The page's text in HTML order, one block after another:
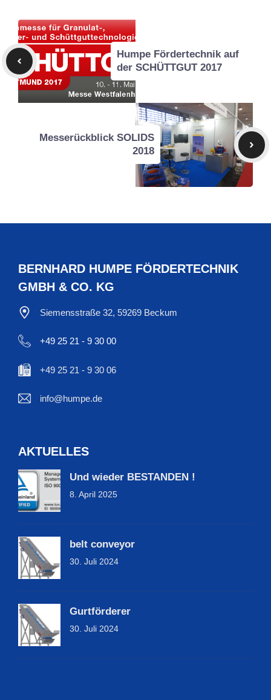
Humpe Fördertechnik auf
der SCHÜTTGUT 2017
Messerückblick SOLIDS
2018
BERNHARD HUMPE FÖRDERTECHNIK
GMBH & CO. KG
Siemensstraße 32, 59269 Beckum
+49 25 21 - 9 30 00
+49 25 21 - 9 30 06
info@humpe.de
AKTUELLES
Und wieder BESTANDEN !
8. April 2025
belt conveyor
30. Juli 2024
Gurtförderer
30. Juli 2024